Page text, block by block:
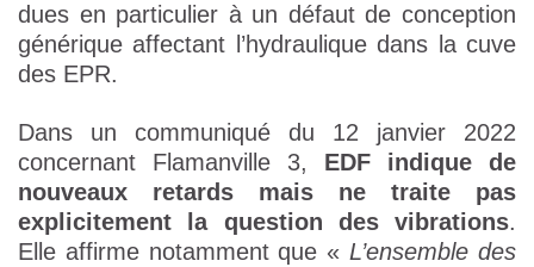
dues en particulier à un défaut de conception
générique affectant l’hydraulique dans la cuve
des EPR.
Dans un communiqué du 12 janvier 2022
concernant Flamanville 3, EDF indique de
nouveaux retards mais ne traite pas
explicitement la question des vibrations.
Elle affirme notamment que « L’ensemble des